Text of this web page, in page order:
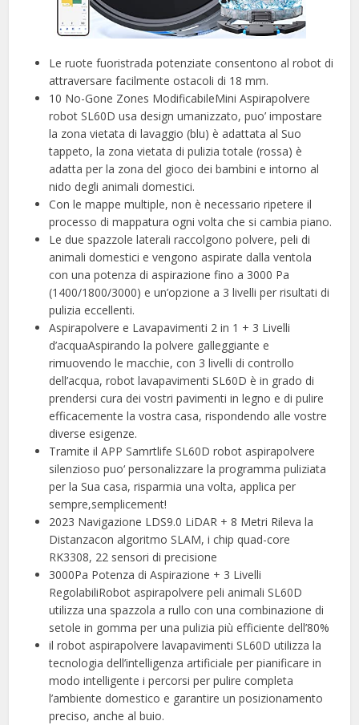
Le ruote fuoristrada potenziate consentono al robot di
attraversare facilmente ostacoli di 18 mm.
10 No-Gone Zones ModificabileMini Aspirapolvere
robot SL60D usa design umanizzato, puo’ impostare
la zona vietata di lavaggio (blu) è adattata al Suo
tappeto, la zona vietata di pulizia totale (rossa) è
adatta per la zona del gioco dei bambini e intorno al
nido degli animali domestici.
Con le mappe multiple, non è necessario ripetere il
processo di mappatura ogni volta che si cambia piano.
Le due spazzole laterali raccolgono polvere, peli di
animali domestici e vengono aspirate dalla ventola
con una potenza di aspirazione fino a 3000 Pa
(1400/1800/3000) e un’opzione a 3 livelli per risultati di
pulizia eccellenti.
Aspirapolvere e Lavapavimenti 2 in 1 + 3 Livelli
d’acquaAspirando la polvere galleggiante e
rimuovendo le macchie, con 3 livelli di controllo
dell’acqua, robot lavapavimenti SL60D è in grado di
prendersi cura dei vostri pavimenti in legno e di pulire
efficacemente la vostra casa, rispondendo alle vostre
diverse esigenze.
Tramite il APP Samrtlife SL60D robot aspirapolvere
silenzioso puo‘ personalizzare la programma puliziata
per la Sua casa, risparmia una volta, applica per
sempre,semplicement!
2023 Navigazione LDS9.0 LiDAR + 8 Metri Rileva la
Distanzacon algoritmo SLAM, i chip quad-core
RK3308, 22 sensori di precisione
3000Pa Potenza di Aspirazione + 3 Livelli
RegolabiliRobot aspirapolvere peli animali SL60D
utilizza una spazzola a rullo con una combinazione di
setole in gomma per una pulizia più efficiente dell’80%
il robot aspirapolvere lavapavimenti SL60D utilizza la
tecnologia dell’intelligenza artificiale per pianificare in
modo intelligente i percorsi per pulire completa
l’ambiente domestico e garantire un posizionamento
preciso, anche al buio.